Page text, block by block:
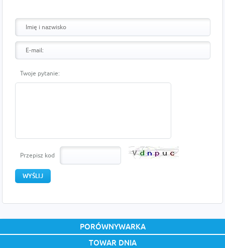
Twoje pytanie:
Przepisz kod
PORÓWNYWARKA
TOWAR DNIA